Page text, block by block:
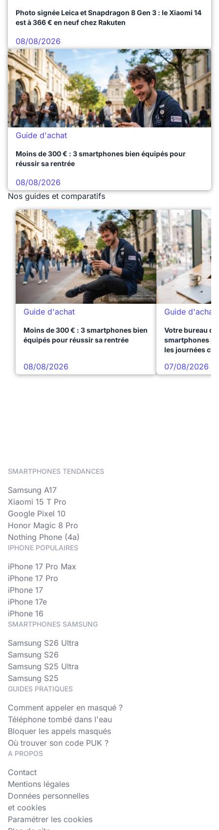
Photo signée Leica et Snapdragon 8 Gen 3 : le Xiaomi 14
est à 366 € en neuf chez Rakuten
08/08/2026
Guide d'achat
Moins de 300 € : 3 smartphones bien équipés pour
réussir sa rentrée
08/08/2026
Nos guides et comparatifs
Guide d'achat
Moins de 300 € : 3 smartphones bien
équipés pour réussir sa rentrée
08/08/2026
Guide d'achat
Votre bureau
smartphones
les journées
07/08/2026
SMARTPHONES TENDANCES
Samsung A17
Xiaomi 15 T Pro
Google Pixel 10
Honor Magic 8 Pro
Nothing Phone (4a)
IPHONE POPULAIRES
iPhone 17 Pro Max
iPhone 17 Pro
iPhone 17
iPhone 17e
iPhone 16
SMARTPHONES SAMSUNG
Samsung S26 Ultra
Samsung S26
Samsung S25 Ultra
Samsung S25
GUIDES PRATIQUES
Comment appeler en masqué ?
Téléphone tombé dans l'eau
Bloquer les appels masqués
Où trouver son code PUK ?
A PROPOS
Contact
Mentions légales
Données personnelles
et cookies
Paramétrer les cookies